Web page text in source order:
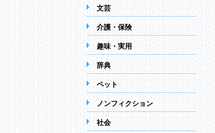
文芸
介護・保険
趣味・実用
辞典
ペット
ノンフィクション
社会